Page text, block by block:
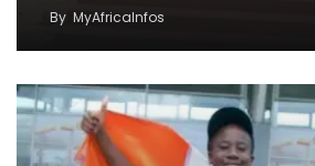
By MyAfricaInfos